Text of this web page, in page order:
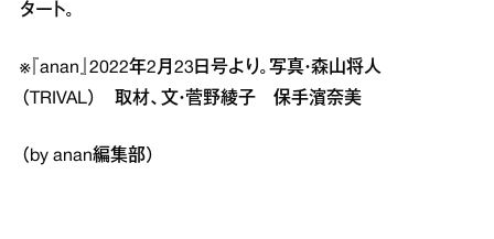
タート。
※『anan』2022年2月23日号より。写真・森山将人
（TRIVAL） 取材、文・菅野綾子 保手濱奈美
（by anan編集部）